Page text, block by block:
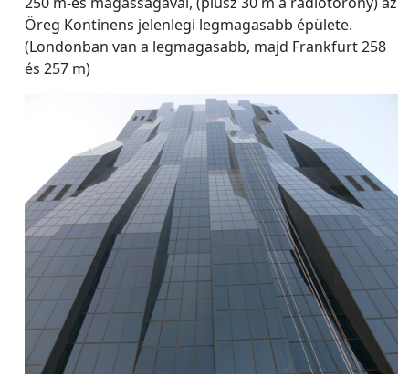
Öreg Kontinens jelenlegi legmagasabb épülete.
(Londonban van a legmagasabb, majd Frankfurt 258
és 257 m)